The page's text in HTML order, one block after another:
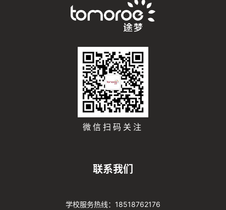
微信扫码关注
联系我们
学校服务热线：18518762176